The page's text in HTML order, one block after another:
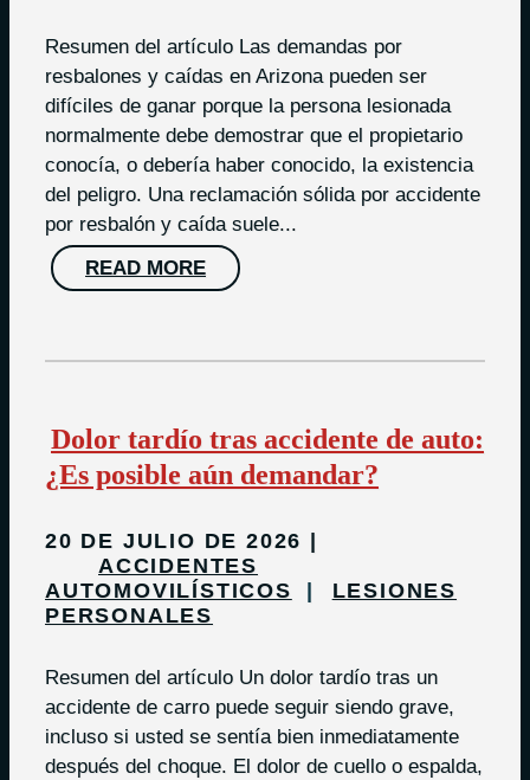
Resumen del artículo Las demandas por
resbalones y caídas en Arizona pueden ser
difíciles de ganar porque la persona lesionada
normalmente debe demostrar que el propietario
conocía, o debería haber conocido, la existencia
del peligro. Una reclamación sólida por accidente
por resbalón y caída suele...
READ MORE
Dolor tardío tras accidente de auto:
¿Es posible aún demandar?
20 DE JULIO DE 2026
ACCIDENTES
AUTOMOVILÍSTICOS
LESIONES
PERSONALES
Resumen del artículo Un dolor tardío tras un
accidente de carro puede seguir siendo grave,
incluso si usted se sentía bien inmediatamente
después del choque. El dolor de cuello o espalda,